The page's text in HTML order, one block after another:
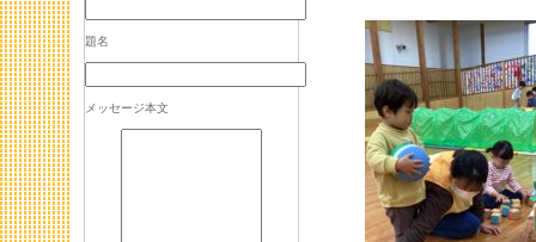
題名
メッセージ本文